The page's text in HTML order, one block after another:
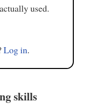
used.
Log in.
skills